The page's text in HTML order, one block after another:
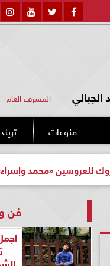
المشرف العام
منوعات
«محمد وإسراء»
فن